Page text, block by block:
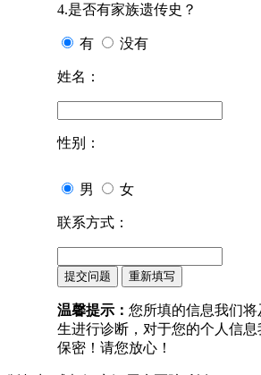
4.是否有家族遗传史？
有 没有
姓名：
性别：
男 女
联系方式：
温馨提示： 您所填的信息我们
生进行诊断，对于您的个人信
保密！请您放心！